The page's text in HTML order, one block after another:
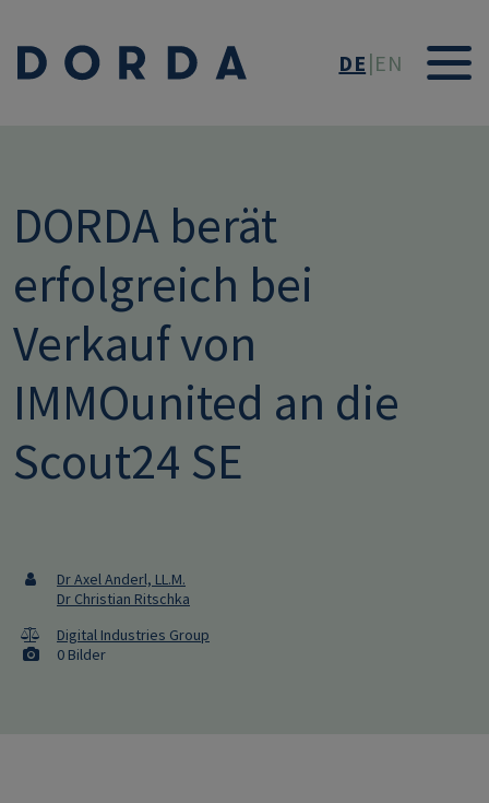
DE EN
DORDA berät
erfolgreich bei
Verkauf von
IMMOunited an die
Scout24 SE
Dr Axel Anderl, LL.M.
Dr Christian Ritschka
Digital Industries Group
0 Bilder